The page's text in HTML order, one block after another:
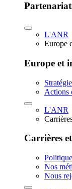
L'ANR
Europe
Europe et
Actions
L'ANR
Carrières
Nos
Nous